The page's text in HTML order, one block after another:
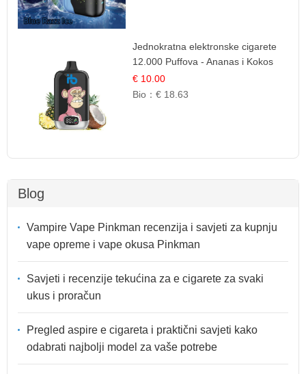
Jednokratna elektronske cigarete
12.000 Puffova - Ananas i Kokos
Sladoled | Tropski Desert
€ 10.00
Bio：€ 18.63
Blog
Vampire Vape Pinkman recenzija i savjeti za kupnju
vape opreme i vape okusa Pinkman
Savjeti i recenzije tekućina za e cigarete za svaki
ukus i proračun
Pregled aspire e cigareta i praktični savjeti kako
odabrati najbolji model za vaše potrebe